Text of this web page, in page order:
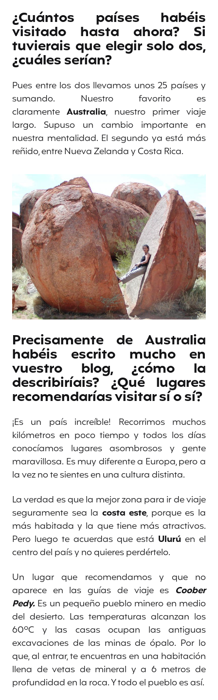
¿Cuántos países habéis
visitado hasta ahora? Si
tuvierais que elegir solo dos,
¿cuáles serían?
Pues entre los dos llevamos unos 25 países y
sumando. Nuestro favorito es
claramenteAustralia, nuestro primer viaje
largo. Supuso un cambio importante en
nuestra mentalidad. El segundo ya está más
reñido, entre Nueva Zelanda y Costa Rica.
Precisamente de Australia
habéis escrito mucho en
vuestro blog, ¿cómo la
describiríais? ¿Qué lugares
recomendarías visitar sí o sí?
¡Es un país increíble! Recorrimos muchos
kilómetros en poco tiempo y todos los días
conocíamos lugares asombrosos y gente
maravillosa. Es muy diferente a Europa, pero a
la vez no te sientes en una cultura distinta.
La verdad es que la mejor zona para ir de viaje
seguramente sea la costa este, porque es la
más habitada y la que tiene más atractivos.
Pero luego te acuerdas que está Ulurú en el
centro del país y no quieres perdértelo.
Un lugar que recomendamos y que no
aparece en las guías de viaje es Coober
Pedy. Es un pequeño pueblo minero en medio
del desierto. Las temperaturas alcanzan los
60ºC y las casas ocupan las antiguas
excavaciones de las minas de ópalo. Por lo
que, al entrar, te encuentras en una habitación
llena de vetas de mineral y a 6 metros de
profundidad en la roca. Y todo el pueblo es así.